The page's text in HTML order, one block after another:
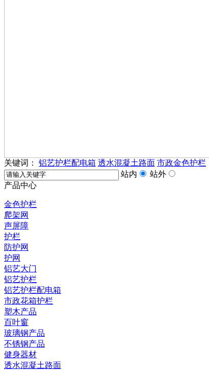
关键词： 铝艺护栏配电箱 透水混凝土路面 市政金色护栏
站内
站外
产品中心
金色护栏
爬架网
声屏障
护栏
防护网
护网
铝艺大门
铝艺护栏
铝艺护栏配电箱
市政花箱护栏
塑木产品
百叶窗
玻璃钢产品
不锈钢产品
健身器材
透水混凝土路面